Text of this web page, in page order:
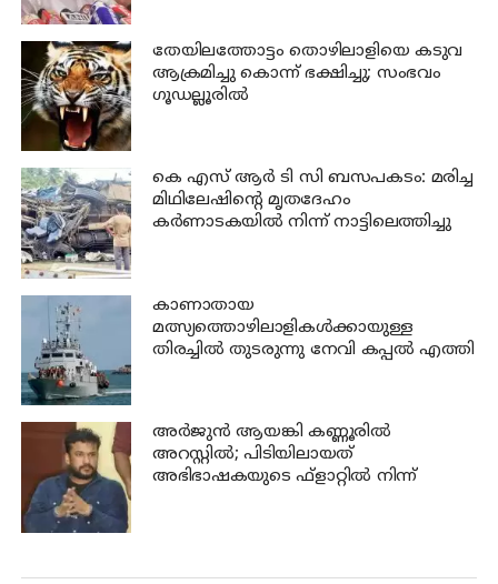
തേയിലത്തോട്ടം തൊഴിലാളിയെ കടുവ
ആക്രമിച്ചു കൊന്ന് ഭക്ഷിച്ചു; സംഭവം
ഗൂഡല്ലൂരില്‍
കെ എസ് ആര്‍ ടി സി ബസപകടം: മരിച്ച
മിഥിലേഷിന്റെ മൃതദേഹം
കര്‍ണാടകയില്‍ നിന്ന് നാട്ടിലെത്തിച്ചു
കാണാതായ
മത്സ്യത്തൊഴിലാളികള്‍ക്കായുള്ള
തിരച്ചില്‍ തുടരുന്നു നേവി കപ്പല്‍ എത്തി
അര്‍ജുന്‍ ആയങ്കി കണ്ണൂരില്‍
അറസ്റ്റില്‍; പിടിയിലായത്
അഭിഭാഷകയുടെ ഫ്‌ളാറ്റില്‍ നിന്ന്